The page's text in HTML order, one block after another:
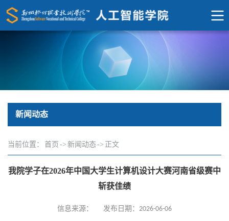
新闻动态
当前位置： 首页 -> 新闻动态-> 正文
我院学子在2026年中国大学生计算机设计大赛河南省级赛中
斩获佳绩
信息来源： 发布日期：2026-06-06